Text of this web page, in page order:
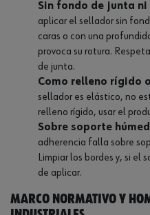
Sin fondo de junta
aplicar el sellador sin
caras o con una
provoca su rotura.
de junta.
Como relleno rígido
sellador es elástico, no
relleno rígido, usar el
Sobre soporte
adherencia falla sobre
Limpiar los bordes y, si el
de aplicar.
Marco normativo y